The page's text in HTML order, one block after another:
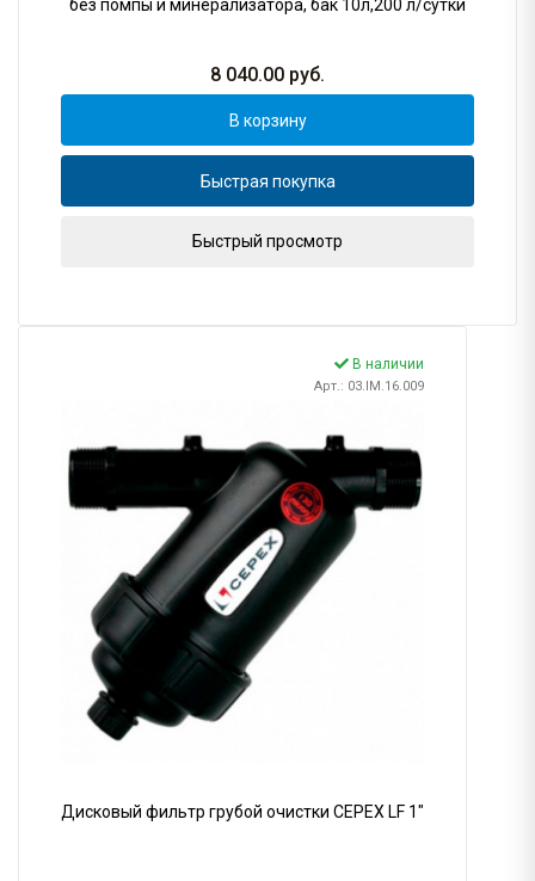
без помпы и минерализатора, бак 10л,200 л/сутки
8 040.00 руб.
В корзину
Быстрая покупка
Быстрый просмотр
В наличии
Арт.: 03.IM.16.009
Дисковый фильтр грубой очистки CEPEX LF 1"